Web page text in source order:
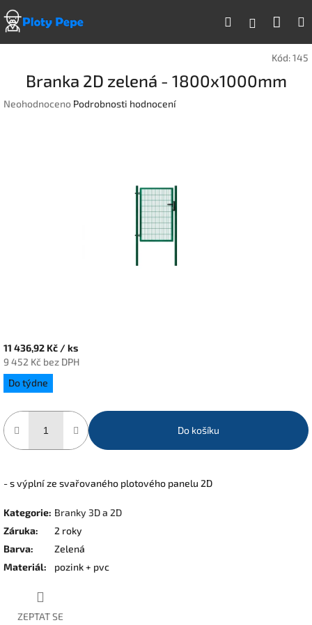
na
obsah
Hledat
Kód:145
Branka 2D zelená - 1800x1000mm
Průměrné
Neohodnoceno Podrobnosti hodnocení
11 436,92 Kč / ks
9 452 Kč bez DPH
Měrná
cena:
Do týdne
Do košíku
- s výplní ze svařovaného plotového panelu 2D
Kategorie: Branky 3D a 2D
Záruka:
2 roky
Barva:
Zelená
Materiál: pozink + pvc
ZEPTAT SE